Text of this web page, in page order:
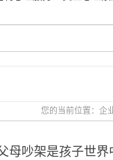
您的当前位置： 企
母吵架是孩子世界